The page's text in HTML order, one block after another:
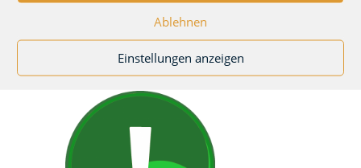
Ablehnen
Einstellungen anzeigen